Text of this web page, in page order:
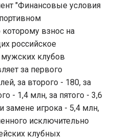
"Финансовые условия
взнос на
российское
клубов
за первого
за второго - 180, за
- 1,4 млн, за пятого - 3,6
замене игрока - 5,4 млн,
исключительно
клубных